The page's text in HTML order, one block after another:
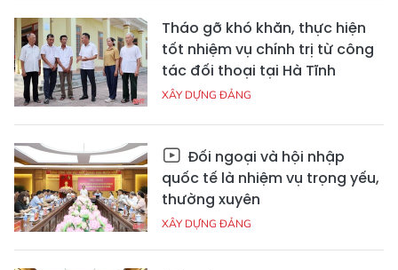
Tháo gỡ khó khăn, thực hiện
tốt nhiệm vụ chính trị từ công
tác đối thoại tại Hà Tĩnh
XÂY DỰNG ĐẢNG
Đối ngoại và hội nhập
quốc tế là nhiệm vụ trọng yếu,
thường xuyên
XÂY DỰNG ĐẢNG